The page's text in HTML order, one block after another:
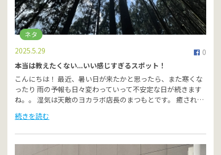
ネタ
0
2025.5.29
本当は教えたくない...いい感じすぎるスポット！
こんにちは！ 最近、暑い日が来たかと思ったら、また寒くな
ったり 雨の予報も日々変わっていって不安定な日が続きます
ね。。 湿気は天敵のヨカラボ店長のまつもとです。 癒され…
続きを読む